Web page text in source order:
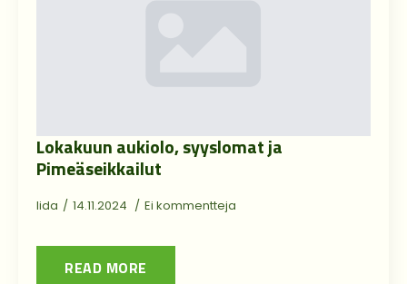
Lokakuun aukiolo, syyslomat ja
Pimeäseikkailut
Iida 14.11.2024 Ei kommentteja
READ MORE